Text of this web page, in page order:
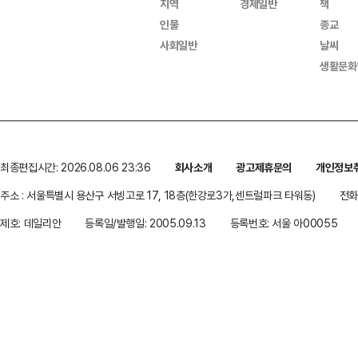
지역
인물
사회일반
경제일반
책
종교
날씨
생활문
최종편집시간: 2026.08.06 23:36 회사소개 광고제휴문의
개인정보
주소 : 서울특별시 용산구 서빙고로 17, 18층(한강로3가,센트럴파크 타워동)
전
제호: 데일리안
등록일/발행일: 2005.09.13 등록번호: 서울 아00055